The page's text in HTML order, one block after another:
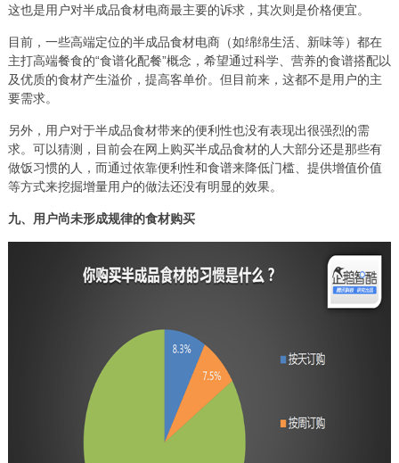
这也是用户对半成品食材电商最主要的诉求，其次则是价格便宜。
目前，一些高端定位的半成品食材电商（如绵绵生活、新味等）都在
主打高端餐食的“食谱化配餐”概念，希望通过科学、营养的食谱搭配以
及优质的食材产生溢价，提高客单价。但目前来，这都不是用户的主
要需求。
另外，用户对于半成品食材带来的便利性也没有表现出很强烈的需
求。可以猜测，目前会在网上购买半成品食材的人大部分还是那些有
做饭习惯的人，而通过依靠便利性和食谱来降低门槛、提供增值价值
等方式来挖掘增量用户的做法还没有明显的效果。
九、用户尚未形成规律的食材购买